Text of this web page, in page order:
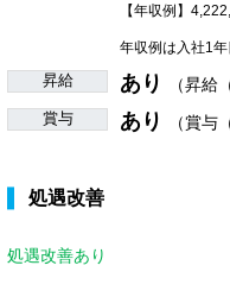
【年収例】
年収例は入社1
昇給 あり （昇給
賞与 あり （賞与
処遇改善
処遇改善あり